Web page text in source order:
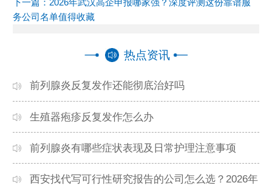
务公司名单值得收藏
热点资讯
前列腺炎反复发作还能彻底治好吗
生殖器疱疹反复发作怎么办
前列腺炎有哪些症状表现及日常护理注意事项
西安找代写可行性研究报告的公司怎么选？2026年